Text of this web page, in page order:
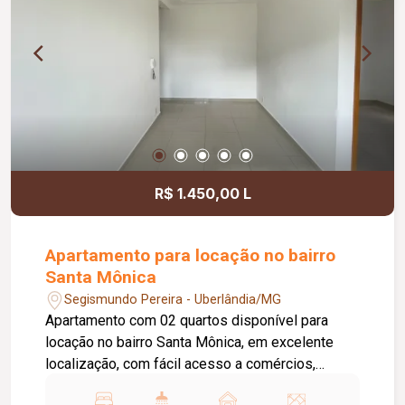
R$ 1.450,00 L
Apartamento para locação no bairro
Santa Mônica
Segismundo Pereira - Uberlândia/MG
Apartamento com 02 quartos disponível para
locação no bairro Santa Mônica, em excelente
localização, com fácil acesso a comércios,